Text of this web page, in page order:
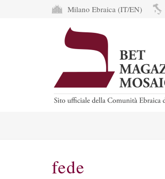
Milano Ebraica (IT/EN)
fede